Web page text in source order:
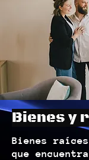
Bienes y
Bienes
que